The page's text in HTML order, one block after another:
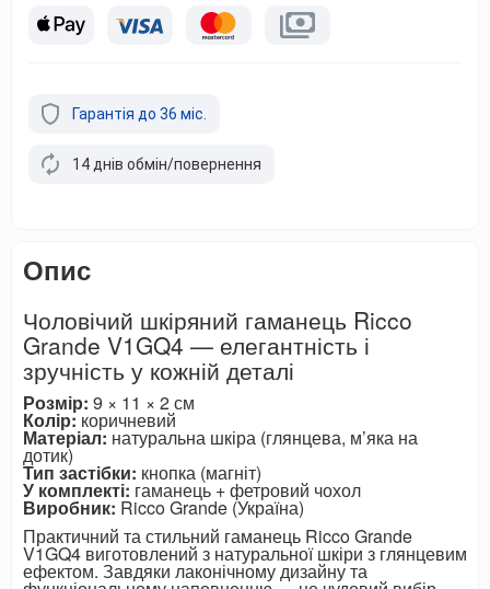
Гарантія до 36 міс.
14 днів обмін/повернення
Опис
Чоловічий шкіряний гаманець Ricco
Grande V1GQ4 — елегантність і
зручність у кожній деталі
Розмір: 9 × 11 × 2 см
Колір: коричневий
Матеріал: натуральна шкіра (глянцева, м’яка на
дотик)
Тип застібки: кнопка (магніт)
У комплекті: гаманець + фетровий чохол
Виробник: Ricco Grande (Україна)
Практичний та стильний гаманець Ricco Grande
V1GQ4 виготовлений з натуральної шкіри з глянцевим
ефектом. Завдяки лаконічному дизайну та